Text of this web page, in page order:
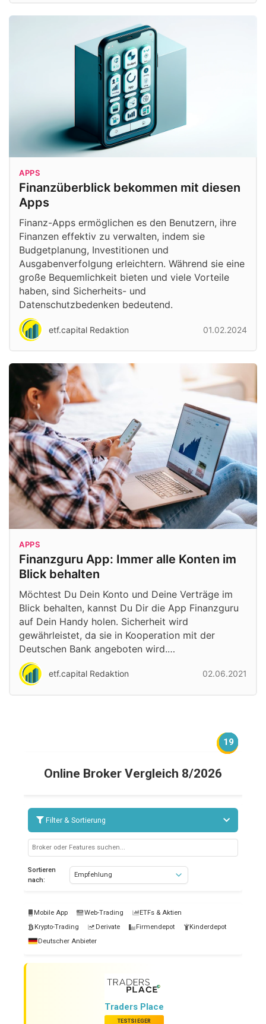
APPS
Finanzüberblick bekommen mit diesen
Apps
Finanz-Apps ermöglichen es den Benutzern, ihre
Finanzen effektiv zu verwalten, indem sie
Budgetplanung, Investitionen und
Ausgabenverfolgung erleichtern. Während sie eine
große Bequemlichkeit bieten und viele Vorteile
haben, sind Sicherheits- und
Datenschutzbedenken bedeutend.
etf.capital Redaktion 01.02.2024
APPS
Finanzguru App: Immer alle Konten im
Blick behalten
Möchtest Du Dein Konto und Deine Verträge im
Blick behalten, kannst Du Dir die App Finanzguru
auf Dein Handy holen. Sicherheit wird
gewährleistet, da sie in Kooperation mit der
Deutschen Bank angeboten wird.…
etf.capital Redaktion 02.06.2021